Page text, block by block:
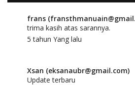
frans
trima kasih atas sarannya.
5 tahun Yang lalu
Xsan (eksanaubr@gmail.com)
Update terbaru